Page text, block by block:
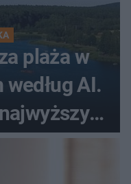
plaża w
AI.